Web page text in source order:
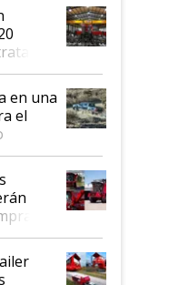
en una
el
no las